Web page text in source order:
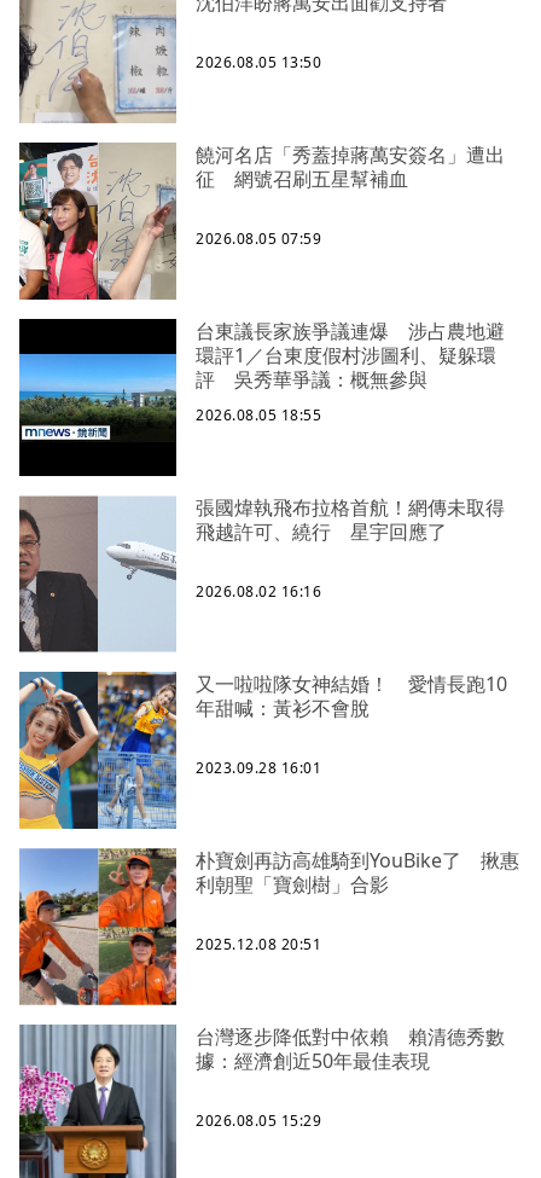
2026.08.05 13:50
饒河名店「秀蓋掉蔣萬安簽名」遭出
征 網號召刷五星幫補血
2026.08.05 07:59
台東議長家族爭議連爆 涉占農地避
環評1／台東度假村涉圖利、疑躲環
評 吳秀華爭議：概無參與
2026.08.05 18:55
張國煒執飛布拉格首航！網傳未取得
飛越許可、繞行 星宇回應了
2026.08.02 16:16
又一啦啦隊女神結婚！ 愛情長跑10
年甜喊：黃衫不會脫
2023.09.28 16:01
朴寶劍再訪高雄騎到YouBike了 揪惠
利朝聖「寶劍樹」合影
2025.12.08 20:51
台灣逐步降低對中依賴 賴清德秀數
據：經濟創近50年最佳表現
2026.08.05 15:29